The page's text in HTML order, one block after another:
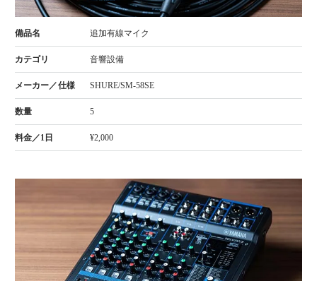
追加有線マイク
音響設備
SHURE/SM-58SE
5
¥2,000